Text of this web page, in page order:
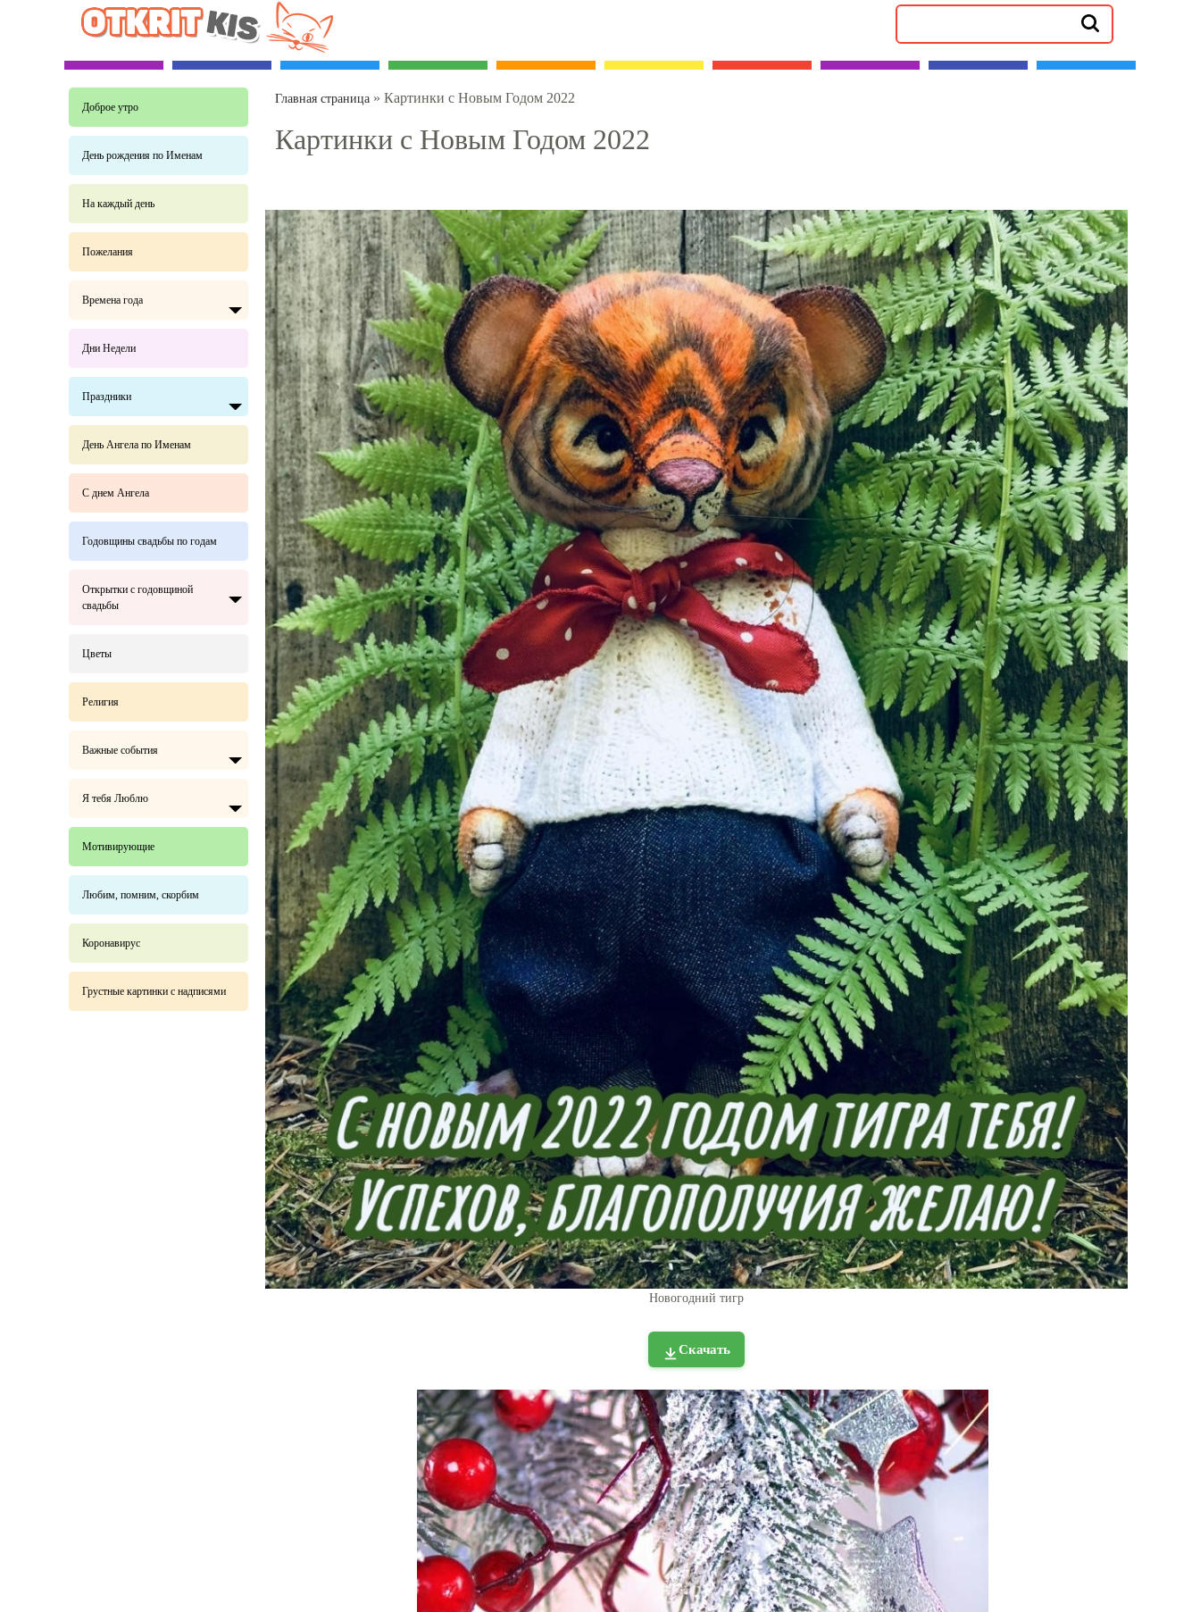
Доброе утро
День рождения по Именам
На каждый день
Пожелания
Времена года
Дни Недели
Праздники
День Ангела по Именам
С днем Ангела
Годовщины свадьбы по годам
Открытки с годовщиной
свадьбы
Цветы
Религия
Важные события
Я тебя Люблю
Мотивирующие
Любим, помним, скорбим
Коронавирус
Грустные картинки с надписями
Главная страница » Картинки с Новым Годом 2022
Картинки с Новым Годом 2022
Новогодний тигр
Скачать